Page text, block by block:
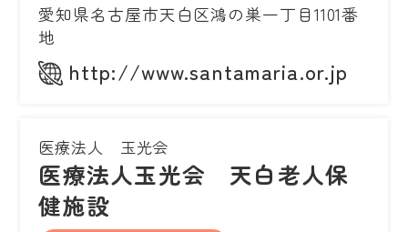
愛知県名古屋市天白区鴻の巣一丁目1101番
地
http://www.santamaria.or.jp
医療法人 玉光会
医療法人玉光会 天白老人保
健施設